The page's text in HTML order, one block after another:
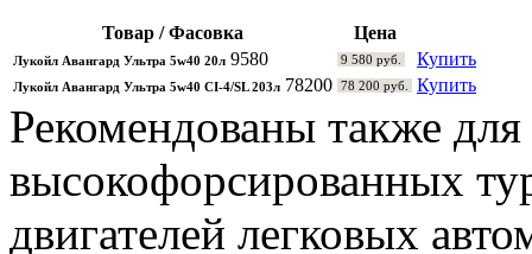
Товар / Фасовка Цена
Лукойл Авангард Ультра 5w40 20л 9580 9 580 руб. Купить
Лукойл Авангард Ультра 5w40 CI-4/SL 203л 78200 78 200 руб. Купить
Рекомендованы также для
высокофорсированных
двигателей легковых